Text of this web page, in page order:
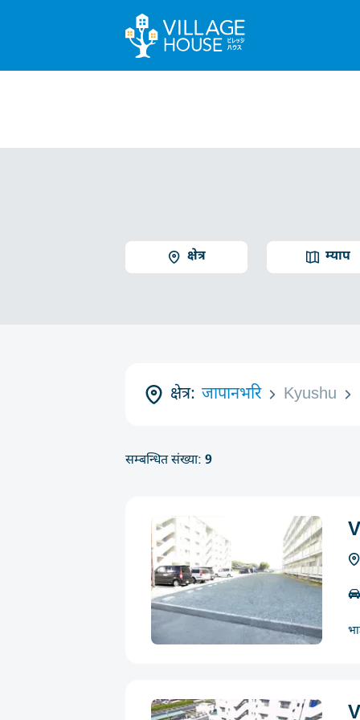
क्षेत्र म्याप
क्षेत्र: जापानभरि Kyushu
सम्बन्धित संख्या: 9